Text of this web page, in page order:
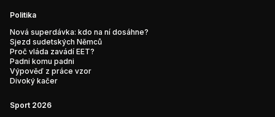
Politika
Nová superdávka: kdo na ní dosáhne?
Sjezd sudetských Němců
Proč vláda zavádí EET?
Padni komu padni
Výpověď z práce vzor
Divoký kačer
Sport 2026